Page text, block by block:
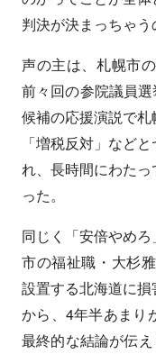
判決が決まっちゃう
声の主は、札幌市
前々回の参院議員
候補の応援演説で
「増税反対」など
れ、長時間にわた
った。
同じく「安倍やめ
市の福祉職・大杉
設置する北海道に
から、4年半あまり
最終的な結論が伝